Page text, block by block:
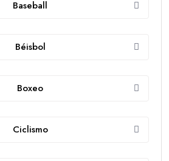
Baseball
Béisbol
Boxeo
Ciclismo